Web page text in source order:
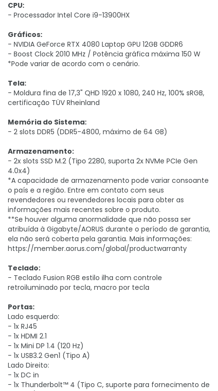
CPU:
- Processador Intel Core i9-13900HX
Gráficos:
- NVIDIA GeForce RTX 4080 Laptop GPU 12GB GDDR6
- Boost Clock 2010 MHz / Potência gráfica máxima 150 W
*Pode variar de acordo com o cenário.
Tela:
- Moldura fina de 17,3" QHD 1920 x 1080, 240 Hz, 100% sRGB,
certificação TÜV Rheinland
Memória do Sistema:
- 2 slots DDR5 (DDR5-4800, máximo de 64 GB)
Armazenamento:
- 2x slots SSD M.2 (Tipo 2280, suporta 2x NVMe PCIe Gen
4.0x4)
*A capacidade de armazenamento pode variar consoante
o país e a região. Entre em contato com seus
revendedores ou revendedores locais para obter as
informações mais recentes sobre o produto.
**Se houver alguma anormalidade que não possa ser
atribuída à Gigabyte/AORUS durante o período de garantia,
ela não será coberta pela garantia. Mais informações:
https://member.aorus.com/global/productwarranty
Teclado:
- Teclado Fusion RGB estilo ilha com controle
retroiluminado por tecla, macro por tecla
Portas:
Lado esquerdo:
- 1x RJ45
- 1x HDMI 2.1
- 1x Mini DP 1.4 (120 Hz)
- 1x USB3.2 Gen1 (Tipo A)
Lado Direito:
- 1x DC in
- 1x Thunderbolt™ 4 (Tipo C, suporte para fornecimento de